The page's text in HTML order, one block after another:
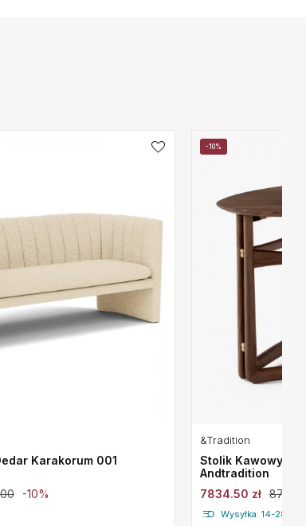
Karakorum 001
-10%
-10%
&Tradition
Stolik Kawowy
Andtradition
7834.50 zł
Wysyłka: 14-28 dni